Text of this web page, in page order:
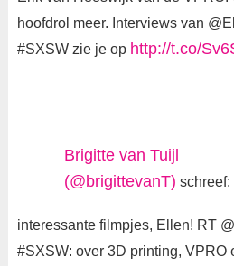
hoofdrol meer. Interviews van
#SXSW zie je op http://t.co/
Brigitte van Tuijl
(@brigittevanT) schreef:
interessante filmpjes, Ellen! RT
#SXSW: over 3D printing, VPRO